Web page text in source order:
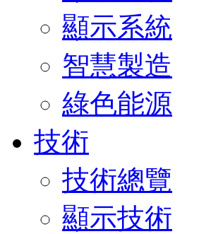
顯示系統
智慧製造
綠色能源
技術
技術總覽
顯示技術